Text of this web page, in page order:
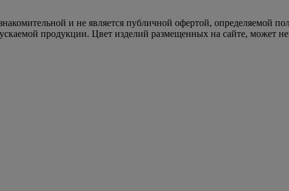
и не является публичной офертой, определяемой
продукции. Цвет изделий размещенных на сайте, может